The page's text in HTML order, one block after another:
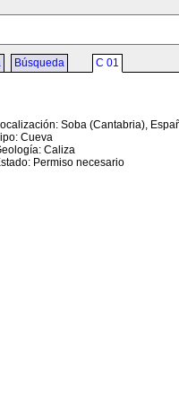
Búsqueda C 01
Soba (Cantabria),
Cueva
Caliza
Permiso necesario